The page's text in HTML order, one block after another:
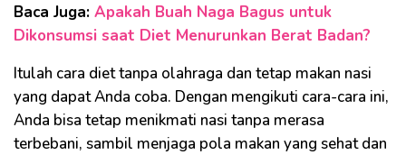
Baca Juga: Apakah Buah Naga Bagus untuk
Dikonsumsi saat Diet Menurunkan Berat Badan?
Itulah cara diet tanpa olahraga dan tetap makan nasi
yang dapat Anda coba. Dengan mengikuti cara-cara ini,
Anda bisa tetap menikmati nasi tanpa merasa
terbebani, sambil menjaga pola makan yang sehat dan